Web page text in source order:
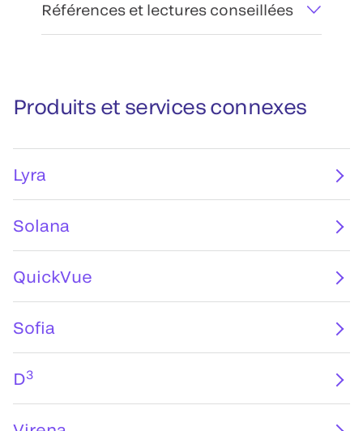
Références et lectures conseillées
Produits et services connexes
Lyra
Solana
QuickVue
Sofia
D3